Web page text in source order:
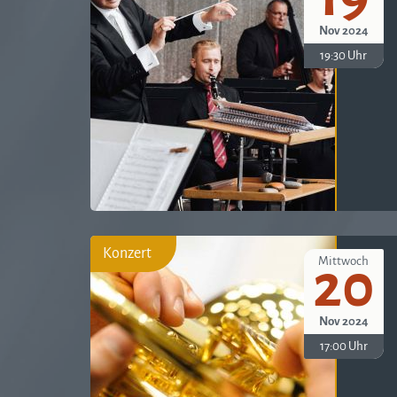
Nov 2024
19:30 Uhr
Konzert Mittwoch
20
Nov 2024
17:00 Uhr